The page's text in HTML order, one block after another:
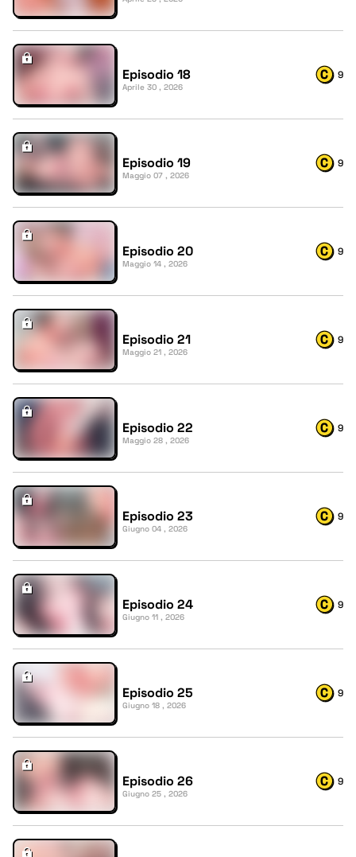
Episodio 18
Aprile 30 , 2026
9
Episodio 19
Maggio 07 , 2026
9
Episodio 20
Maggio 14 , 2026
9
Episodio 21
Maggio 21 , 2026
9
Episodio 22
Maggio 28 , 2026
9
Episodio 23
Giugno 04 , 2026
9
Episodio 24
Giugno 11 , 2026
9
Episodio 25
Giugno 18 , 2026
9
Episodio 26
Giugno 25 , 2026
9